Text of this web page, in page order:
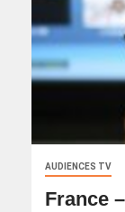
AUDIENCES TV
France